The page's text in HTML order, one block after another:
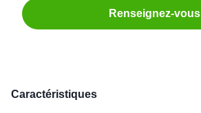
Renseignez-vous
Caractéristiques